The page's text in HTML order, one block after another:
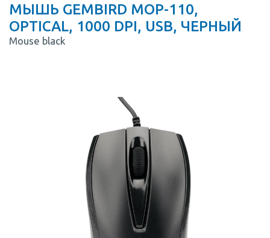
МЫШЬ GEMBIRD MOP-110,
OPTICAL, 1000 DPI, USB, ЧЕРНЫЙ
Mouse black